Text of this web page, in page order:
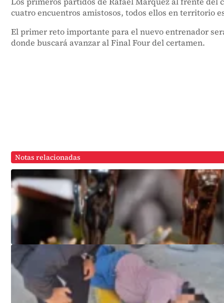
cuatro encuentros amistosos, todos ellos en territorio
El primer reto importante para el nuevo entrenador
donde buscará avanzar al Final Four del certamen.
Notas relacionadas